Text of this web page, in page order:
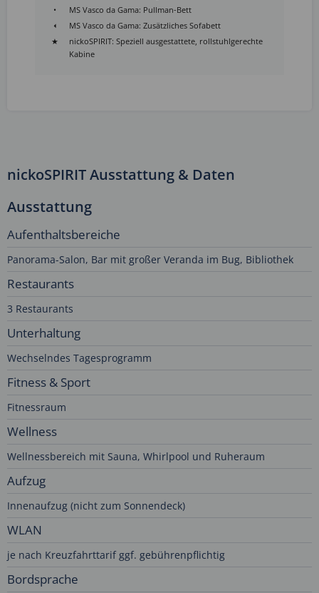
•
MS Vasco da Gama: Pullman-Bett
⏴
MS Vasco da Gama: Zusätzliches Sofabett
★
nickoSPIRIT: Speziell ausgestattete, rollstuhlgerechte
Kabine
nickoSPIRIT Ausstattung & Daten
Ausstattung
Aufenthaltsbereiche
Panorama-Salon, Bar mit großer Veranda im Bug, Bibliothek
Restaurants
3 Restaurants
Unterhaltung
Wechselndes Tagesprogramm
Fitness & Sport
Fitnessraum
Wellness
Wellnessbereich mit Sauna, Whirlpool und Ruheraum
Aufzug
Innenaufzug (nicht zum Sonnendeck)
WLAN
je nach Kreuzfahrttarif ggf. gebührenpflichtig
Bordsprache